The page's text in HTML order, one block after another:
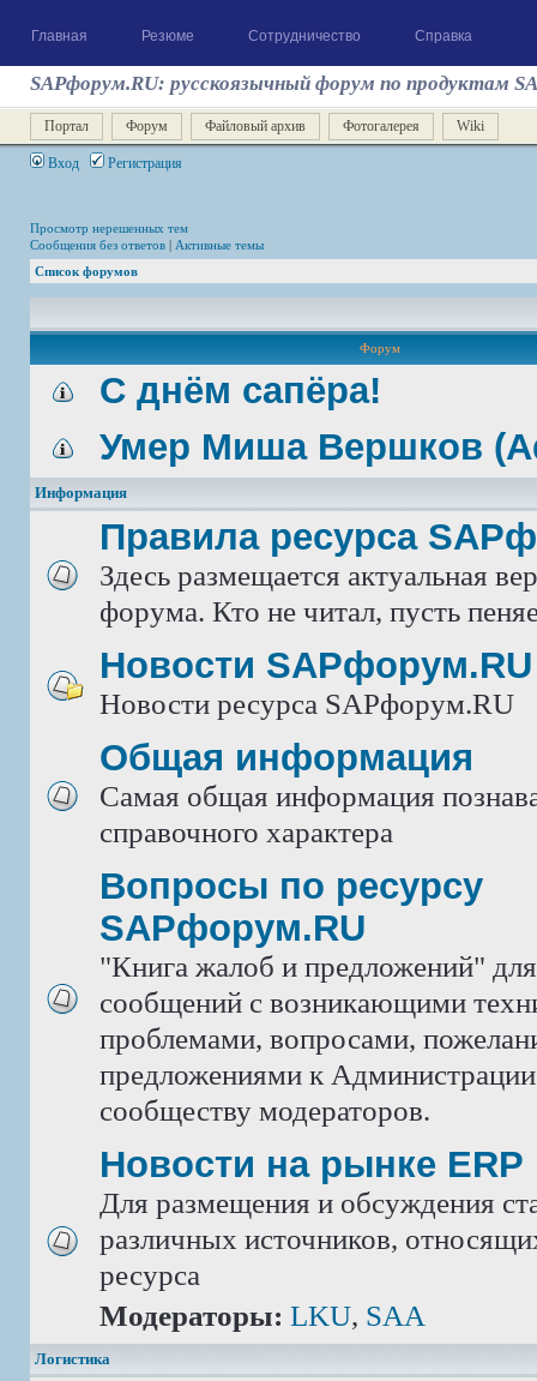
Главная Резюме Сотрудничество Справка
SAPфорум.RU: русскоязычный форум по продуктам
Портал Форум Файловый архив Фотогалерея Wiki
Вход Регистрация
Просмотр нерешенных тем
Сообщения без ответов | Активные темы
Список форумов
Форум
С днём сапёра!
Умер Миша Вершков
Информация
Правила ресурса
Здесь размещается актуальная
форума. Кто не читал, пусть
Новости SAPфорум.RU
Новости ресурса SAPфорум.RU
Общая информация
Самая общая информация
справочного характера
Вопросы по ресурсу
SAPфорум.RU
"Книга жалоб и предложений"
сообщений с возникающими
проблемами, вопросами,
предложениями к
сообществу модераторов.
Новости на рынке ERP
Для размещения и обсуждения
различных источников,
ресурса
Модераторы: LKU, SAA
Логистика